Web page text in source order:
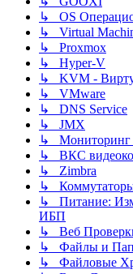
↳ OS
↳ Virtual
↳ Proxmox
↳ Hyper-V
↳ KVM -
↳ VMware
↳ DNS Service
↳ JMX
↳ Мониторинг
↳ ВКС
↳ Zimbra
↳
↳ Питание:
ИБП
↳ Веб
↳ Файлы и
↳ Файловые